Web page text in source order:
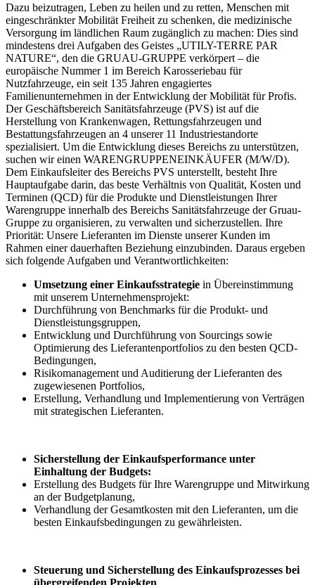
Dazu beizutragen, Leben zu heilen und zu retten, Menschen mit
eingeschränkter Mobilität Freiheit zu schenken, die medizinische
Versorgung im ländlichen Raum zugänglich zu machen: Dies sind
mindestens drei Aufgaben des Geistes „UTILY-TERRE PAR
NATURE“, den die GRUAU-GRUPPE verkörpert – die
europäische Nummer 1 im Bereich Karosseriebau für
Nutzfahrzeuge, ein seit 135 Jahren engagiertes
Familienunternehmen in der Entwicklung der Mobilität für Profis.
Der Geschäftsbereich Sanitätsfahrzeuge (PVS) ist auf die
Herstellung von Krankenwagen, Rettungsfahrzeugen und
Bestattungsfahrzeugen an 4 unserer 11 Industriestandorte
spezialisiert. Um die Entwicklung dieses Bereichs zu unterstützen,
suchen wir einen WARENGRUPPENEINKÄUFER (M/W/D).
Dem Einkaufsleiter des Bereichs PVS unterstellt, besteht Ihre
Hauptaufgabe darin, das beste Verhältnis von Qualität, Kosten und
Terminen (QCD) für die Produkte und Dienstleistungen Ihrer
Warengruppe innerhalb des Bereichs Sanitätsfahrzeuge der Gruau-
Gruppe zu organisieren, zu verwalten und sicherzustellen. Ihre
Priorität: Unsere Lieferanten im Dienste unserer Kunden im
Rahmen einer dauerhaften Beziehung einzubinden. Daraus ergeben
sich folgende Aufgaben und Verantwortlichkeiten:
Umsetzung einer Einkaufsstrategie in Übereinstimmung
mit unserem Unternehmensprojekt:
Durchführung von Benchmarks für die Produkt- und
Dienstleistungsgruppen,
Entwicklung und Durchführung von Sourcings sowie
Optimierung des Lieferantenportfolios zu den besten QCD-
Bedingungen,
Risikomanagement und Auditierung der Lieferanten des
zugewiesenen Portfolios,
Erstellung, Verhandlung und Implementierung von Verträgen
mit strategischen Lieferanten.
Sicherstellung der Einkaufsperformance unter
Einhaltung der Budgets:
Erstellung des Budgets für Ihre Warengruppe und Mitwirkung
an der Budgetplanung,
Verhandlung der Gesamtkosten mit den Lieferanten, um die
besten Einkaufsbedingungen zu gewährleisten.
Steuerung und Sicherstellung des Einkaufsprozesses bei
übergreifenden Projekten